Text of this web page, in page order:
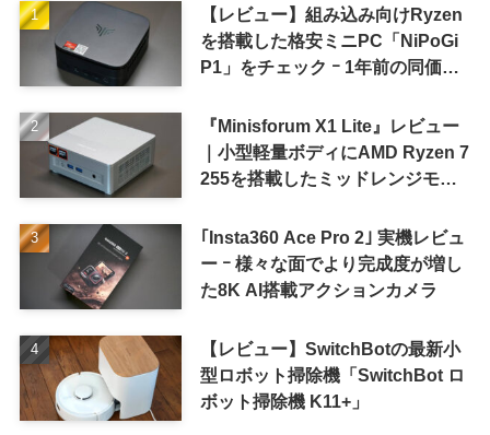
【レビュー】組み込み向けRyzen
を搭載した格安ミニPC「NiPoGi
P1」をチェック ｰ 1年前の同価格
『Minisforum X1 Lite』レビュー
｜小型軽量ボディにAMD Ryzen 7
255を搭載したミッドレンジモデ
｢Insta360 Ace Pro 2｣ 実機レビュ
ー ｰ 様々な面でより完成度が増し
た8K AI搭載アクションカメラ
【レビュー】SwitchBotの最新小
型ロボット掃除機「SwitchBot ロ
ボット掃除機 K11+」